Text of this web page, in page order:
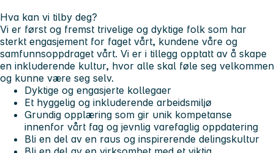
Hva kan vi tilby deg?
Vi er først og fremst trivelige og dyktige folk som har
sterkt engasjement for faget vårt, kundene våre og
samfunnsoppdraget vårt. Vi er i tillegg opptatt av å skape
en inkluderende kultur, hvor alle skal føle seg velkommen
og kunne være seg selv.
Dyktige og engasjerte kollegaer
Et hyggelig og inkluderende arbeidsmiljø
Grundig opplæring som gir unik kompetanse
innenfor vårt fag og jevnlig varefaglig oppdatering
Bli en del av en raus og inspirerende delingskultur